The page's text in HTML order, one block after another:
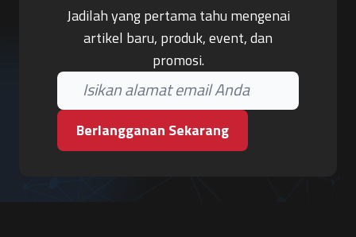
Jadilah yang pertama tahu mengenai
artikel baru, produk, event, dan
promosi.
Berlangganan Sekarang